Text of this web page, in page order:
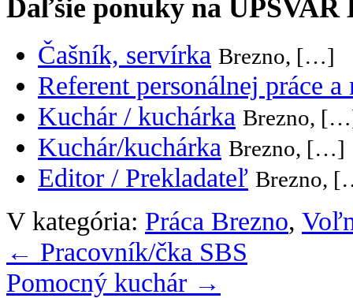
Ďaľšie ponuky na UPSVAR
Čašník, servírka Brezno, […]
Referent personálnej práce a
Kuchár / kuchárka Brezno,
Kuchár/kuchárka Brezno, […]
Editor / Prekladateľ Brezno,
V kategória: Práca Brezno,
← Pracovník/čka SBS
Pomocný kuchár →